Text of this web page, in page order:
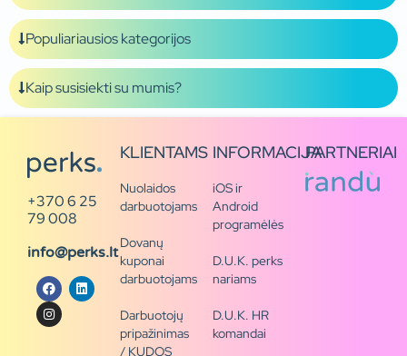
Populiariausios kategorijos
Kaip susisiekti su mumis?
+370 6 25
79 008
info@perks.lt
KLIENTAMS
Nuolaidos
darbuotojams
Dovanų
kuponai
darbuotojams
Darbuotojų
pripažinimas
/ KUDOS
INFORMACIJA
iOS ir
Android
programėlės
D.U.K. perks
nariams
D.U.K. HR
komandai
PARTNERIAI